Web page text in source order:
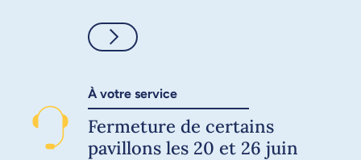
Consulter
À votre service
Fermeture de certains
pavillons les 20 et 26 juin